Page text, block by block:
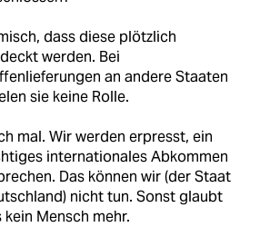
dass diese plötzlich
werden. Bei
an andere Staaten
sie keine Rolle.
mal. Wir werden erpresst, ein
internationales Abkommen
Das können wir (der Staat
nicht tun. Sonst glaubt
kein Mensch mehr.